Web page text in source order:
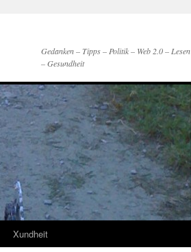
Gedanken – Tipps – Politik – Web 2.0 – Lesen
– Gesundheit
Xundheit